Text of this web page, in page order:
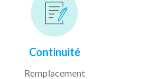
Continuité
Remplacement